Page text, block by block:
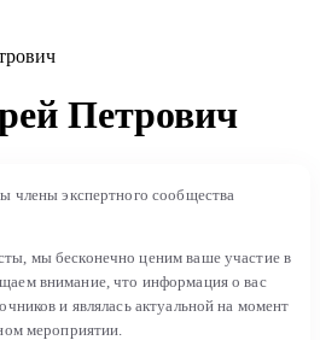
Петрович
члены экспертного сообщества
мы бесконечно ценим ваше участие в
внимание, что информация о вас
и являлась актуальной на момент
мероприятии.